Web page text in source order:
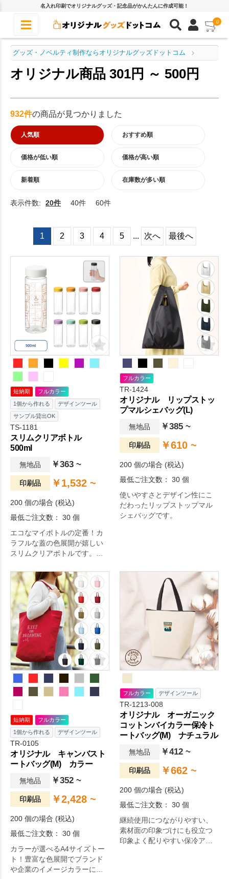
名入れ印刷でオリジナルグッズ・記念品がかんたんに作成可能！
0
グッズ・ノベルティ制作ならオリジナルグッズドットコム
オリジナル商品 301円 ～ 500円
932件の商品が見つかりました
人気順 おすすめ順
価格が低い順 価格が高い順
新着順 在庫数が多い順
表示件数: 20件 40件 60件
1 2 3 4 5 ... 次へ 最後へ
短納期
フルカラー
1個から作れる
デザインツール
サンプル貸出OK
TS-1181
スリムクリアボトル
500ml
無地品 ￥363 ~
印刷品 ￥1,532 ~
200 個の場合 (税込)
最低ご注文数： 30 個
エコなマイボトルの定番！カ
ラフルな蓋の色展開が嬉しい
スリムクリアボトルです。容
ち運びできます。側面に大き
く印刷範囲がとれるので、デ
ザインの自由度が高いのも魅
力です。 1色印刷であれば、蓋
の色にあわせた色での印刷も
可能なので、よりオリジナル
性が高くなりおすすめです。
フルカラー
TR-1424
オリジナル リップストッ
プマルシェバッグ(L)
無地品 ￥385 ~
印刷品 ￥610 ~
200 個の場合 (税込)
最低ご注文数： 30 個
使いやすさとデザイン性にこ
だわったリップストップマル
シェバッグです。
短納期
フルカラー
1個から作れる
デザインツール
TR-0105
オリジナル キャンバスト
ートバッグ(M) カラー
無地品 ￥352 ~
印刷品 ￥2,428 ~
200 個の場合 (税込)
最低ご注文数： 30 個
カラーが選べるA4サイズトー
ト！豊富な色展開でブランド
や企業のイメージカラーにあ
フルカラー デザインツール
TR-1213-008
オリジナル オーガニック
コットンバイカラー保冷ト
ートバッグ(M) ナチュラル
無地品 ￥412 ~
印刷品 ￥662 ~
200 個の場合 (税込)
最低ご注文数： 30 個
継続使用につながりやすい、
素材面の印象づけにも役立つ
印象よく配りやすい保冷アイ